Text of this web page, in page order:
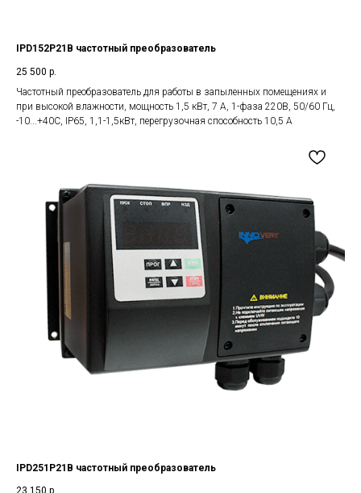
IPD152P21B частотный преобразователь
25 500 р.
Частотный преобразователь для работы в запыленных помещениях и
при высокой влажности, мощность 1,5 кВт, 7 А, 1-фаза 220В, 50/60 Гц,
-10...+40С, IP65, 1,1-1,5кВт, перегрузочная способность 10,5 А
IPD251P21B частотный преобразователь